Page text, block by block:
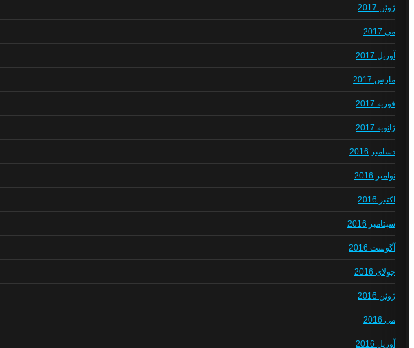
ژوئن 2017
می 2017
آوریل 2017
مارس 2017
فوریه 2017
ژانویه 2017
دسامبر 2016
نوامبر 2016
اکتبر 2016
سپتامبر 2016
آگوست 2016
جولای 2016
ژوئن 2016
می 2016
آوریل 2016